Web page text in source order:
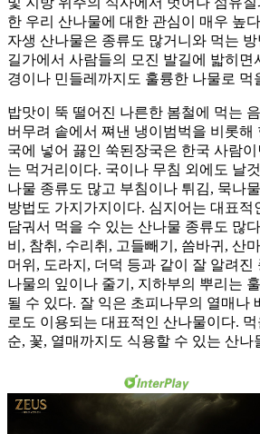
한 우리 산나물에 대한 관심이 매우 높
자생 산나물은 종류도 많거니와 먹는
길가에서 사람들의 모진 발길에 밟히면
경이나 민들레까지도 훌륭한 나물로 먹
밥맛이 뚝 떨어진 나른한 봄철에 먹는
버무려 솥에서 쪄낸 냉이범벅을 비롯해
국에 넣어 끓인 쑥된장국은 한국 사람
는 먹거리이다. 국이나 무침 외에도 날
나물 종류도 많고 부침이나 튀김, 묵나
방법도 가지가지이다. 심지어는 대표적
담궈서 먹을 수 있는 산나물 종류도 많
비, 참취, 수리취, 고들빼기, 씀바귀, 산
머위, 도라지, 더덕 등과 같이 잘 알려진
나물의 잎이나 줄기, 지하부의 뿌리는
될 수 있다. 잘 익은 초피나무의 열매나
로도 이용되는 대표적인 산나물이다.
순, 꽃, 열매까지도 식용할 수 있는 산나